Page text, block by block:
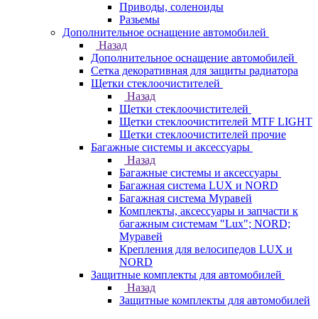
Приводы, соленоиды
Разьемы
Дополнительное оснащение автомобилей
Назад
Дополнительное оснащение автомобилей
Сетка декоративная для защиты радиатора
Щетки стеклоочистителей
Назад
Щетки стеклоочистителей
Щетки стеклоочистителей MTF LIGHT
Щетки стеклоочистителей прочие
Багажные системы и аксессуары
Назад
Багажные системы и аксессуары
Багажная система LUX и NORD
Багажная система Муравей
Комплекты, аксессуары и запчасти к
багажным системам "Lux"; NORD;
Муравей
Крепления для велосипедов LUX и
NORD
Защитные комплекты для автомобилей
Назад
Защитные комплекты для автомобилей